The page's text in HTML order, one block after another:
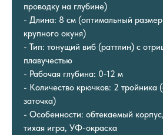
проводку на глубине)
- Длина: 8 см (оптимальный
крупного окуня)
- Тип: тонущий виб (раттлин) с
плавучестью
- Рабочая глубина: 0-12 м
- Количество крючков: 2 тройника
заточка)
- Особенности: обтекаемый
тихая игра, УФ-окраска